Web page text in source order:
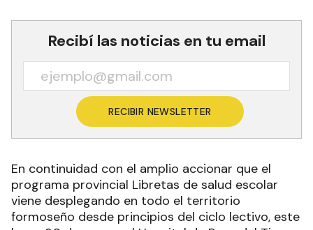
Recibí las noticias en tu email
RECIBIR NEWSLETTER
En continuidad con el amplio accionar que el
programa provincial Libretas de salud escolar
viene desplegando en todo el territorio
formoseño desde principios del ciclo lectivo, este